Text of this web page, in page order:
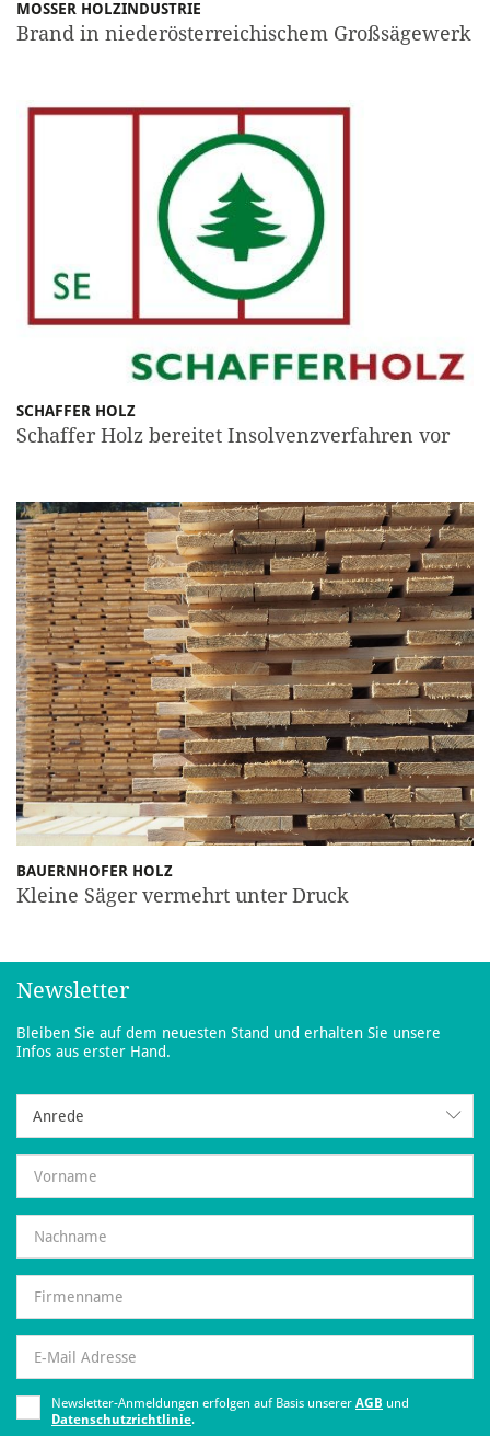
MOSSER HOLZINDUSTRIE
Brand in niederösterreichischem Großsägewerk
SCHAFFER HOLZ
Schaffer Holz bereitet Insolvenzverfahren vor
BAUERNHOFER HOLZ
Kleine Säger vermehrt unter Druck
Newsletter
Bleiben Sie auf dem neuesten Stand und erhalten Sie unsere
Infos aus erster Hand.
Anrede
Newsletter-Anmeldungen erfolgen auf Basis unserer AGB und
Datenschutzrichtlinie.